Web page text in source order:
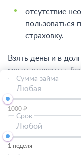
Любая
Сумма займа
1000 ₽
Любой
Срок
1 неделя
отсутствие
пользоваться
страховку.
Взять деньги в
могут студенты,
не желающие
Что нужно,
онлайн
На странице: